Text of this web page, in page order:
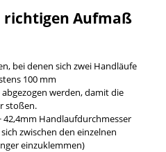
Aufmaß
bei denen sich zwei Handläufe
100 mm
werden, damit die
stoßen.
Handlaufdurchmesser
zwischen den einzelnen
einzuklemmen)